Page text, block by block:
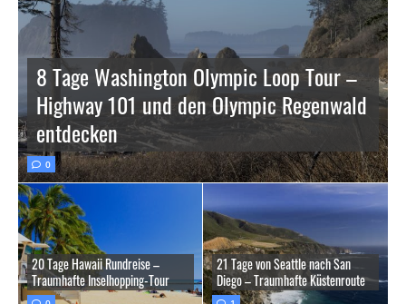
8 Tage Washington Olympic Loop Tour –
Highway 101 und den Olympic Regenwald
entdecken
0
20 Tage Hawaii Rundreise –
Traumhafte Inselhopping-Tour
21 Tage von Seattle nach San
Diego – Traumhafte Küstenroute